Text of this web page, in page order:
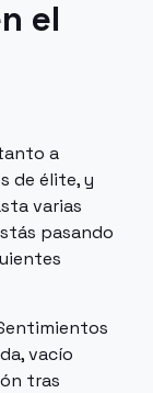
el
a
de élite, y
varias
pasando
vacío
tras